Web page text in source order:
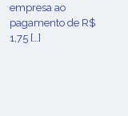
empresa ao
pagamento de R$
1,75 […]